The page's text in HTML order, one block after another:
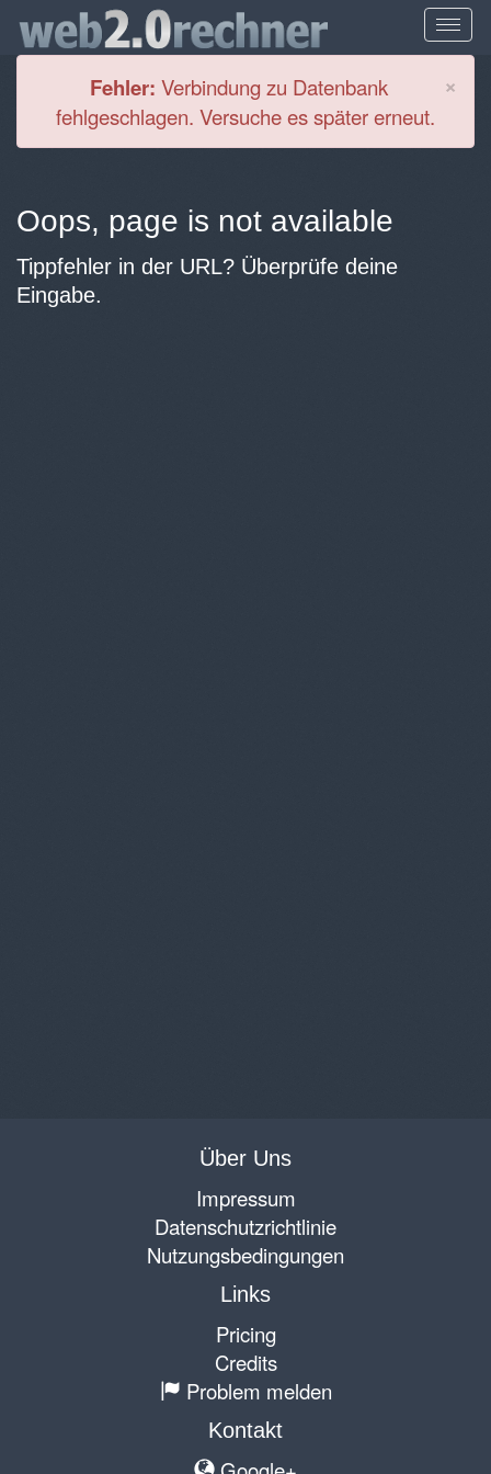
×
Fehler: Verbindung zu Datenbank
fehlgeschlagen. Versuche es später erneut.
Oops, page is not available
Tippfehler in der URL? Überprüfe deine
Eingabe.
Über Uns
Impressum
Datenschutzrichtlinie
Nutzungsbedingungen
Links
Pricing
Credits
Problem melden
Kontakt